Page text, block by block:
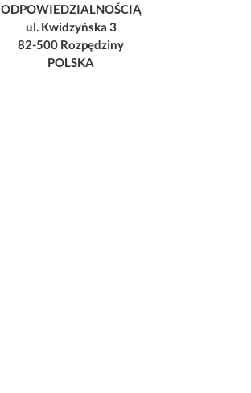
ODPOWIEDZIALNOŚCIĄ
ul. Kwidzyńska 3
82-500 Rozpędziny
POLSKA